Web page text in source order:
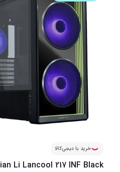
خرید با دیجی‌کالا
Li Lancool 217 INF Black